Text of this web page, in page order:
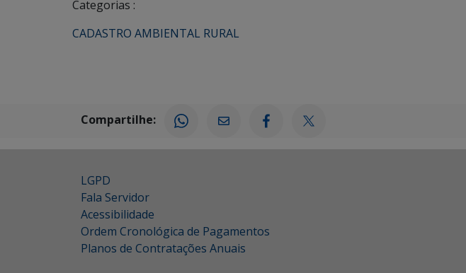
Categorias :
CADASTRO AMBIENTAL RURAL
Compartilhe:
LGPD
Fala Servidor
Acessibilidade
Ordem Cronológica de Pagamentos
Planos de Contratações Anuais